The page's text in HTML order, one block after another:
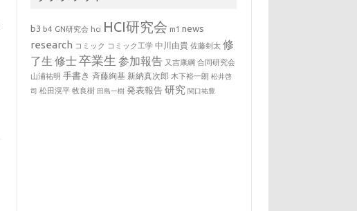
b3 b4 GN研究会 hci HCI研究会 m1 news
research コミック コミック工学 中川由貴 佐藤剣太 修
了生 修士卒業生 参加報告 又吉康綱 合同研究会
山浦祐明 手書き 斉藤絢基 新納真次郎 木下裕一朗 松井啓
司 松田滉平 牧良樹 田島一樹 発表報告 研究 関口祐豊